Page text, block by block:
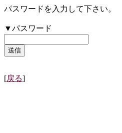
パスワードを入力して下さい。
▼パスワード
[戻る]